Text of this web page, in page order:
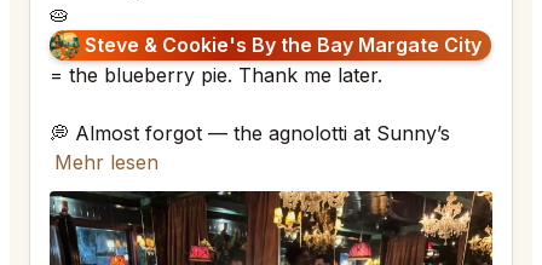
🥧
Steve & Cookie's By the Bay Margate City
= the blueberry pie. Thank me later.
💭 Almost forgot — the agnolotti at Sunny’s
Mehr lesen